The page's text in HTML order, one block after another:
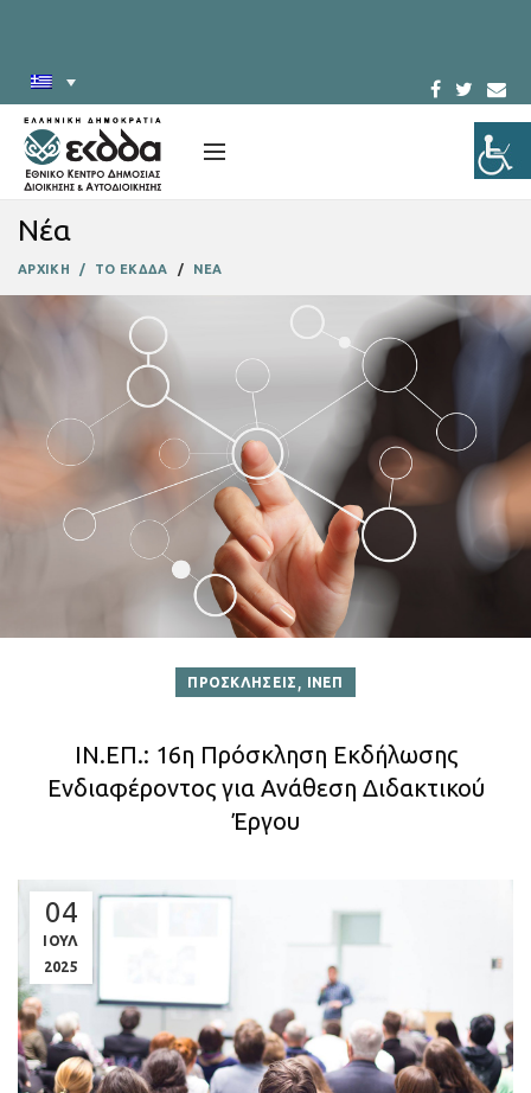
Νέα
ΑΡΧΙΚΗ ΤΟ ΕΚΔΔΑ ΝΕΑ
ΠΡΟΣΚΛΗΣΕΙΣ , ΙΝΕΠ
ΙΝ.ΕΠ.: 16η Πρόσκληση Εκδήλωσης
Ενδιαφέροντος για Ανάθεση Διδακτικού
Έργου
04
ΙΟΥΛ
2025